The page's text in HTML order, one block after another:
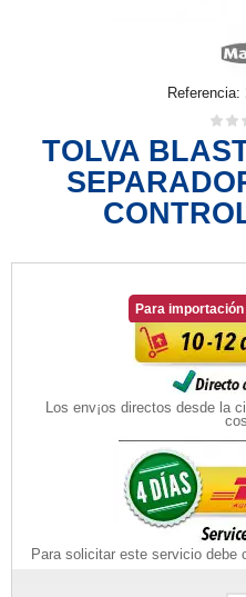
Referencia:
TOLVA
Para
Los env¡os directos desde la
Para solicitar este servicio debe